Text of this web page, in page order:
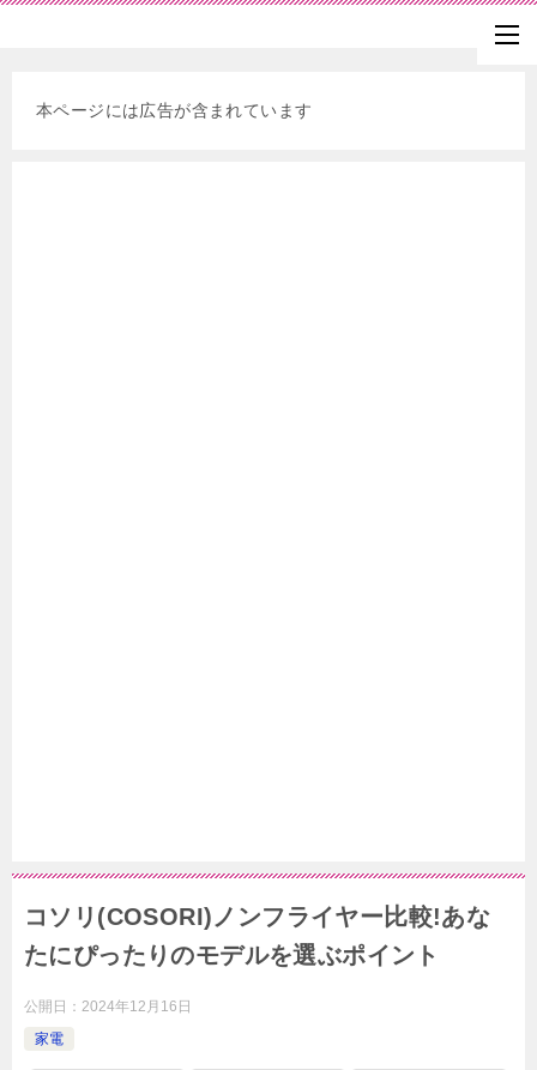
本ページには広告が含まれています
コソリ(COSORI)ノンフライヤー比較!あな
たにぴったりのモデルを選ぶポイント
公開日： 2024年12月16日
家電